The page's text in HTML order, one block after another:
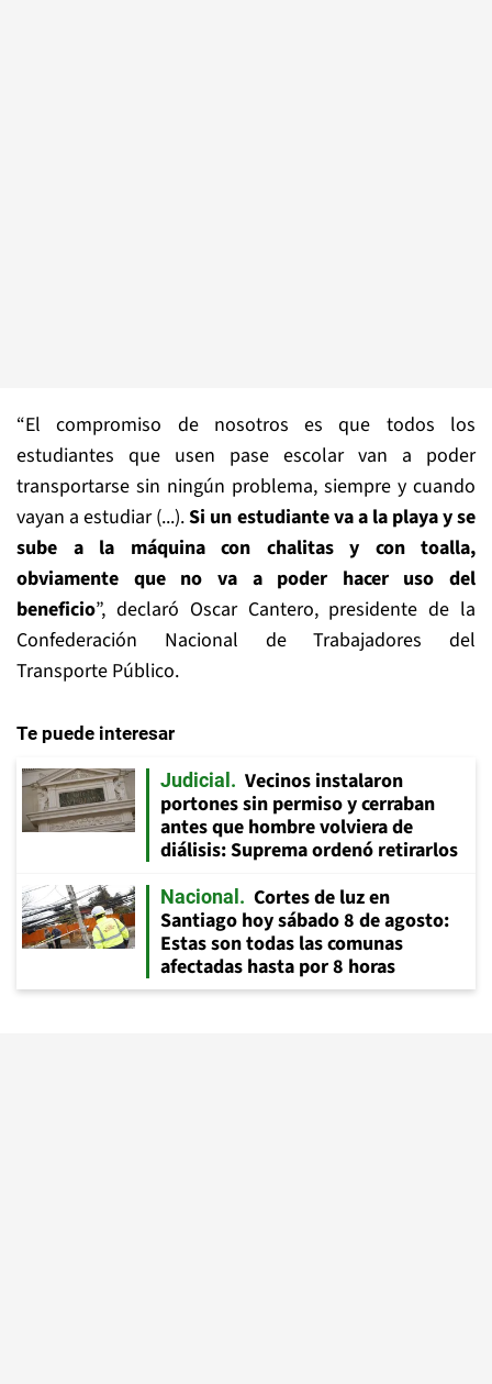
“El compromiso de nosotros es que todos los
estudiantes que usen pase escolar van a poder
transportarse sin ningún problema, siempre y cuando
vayan a estudiar (...).Si un estudiante va a la playa y se
sube a la máquina con chalitas y con toalla,
obviamente que no va a poder hacer uso del
beneficio”, declaró Oscar Cantero, presidente de la
Confederación Nacional de Trabajadores del
Transporte Público.
Te puede interesar
Judicial
Vecinos instalaron
portones sin permiso y cerraban
antes que hombre volviera de
diálisis: Suprema ordenó retirarlos
Nacional
Cortes de luz en
Santiago hoy sábado 8 de agosto:
Estas son todas las comunas
afectadas hasta por 8 horas